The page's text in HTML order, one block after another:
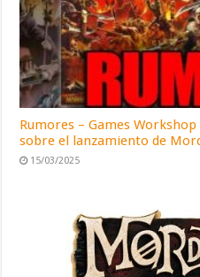
Rumores – Games
sobre el lanzamiento de
15/03/2025